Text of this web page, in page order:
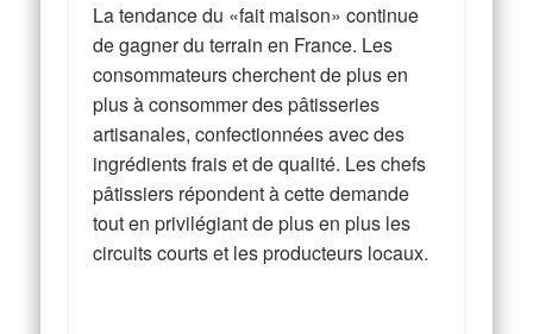
La tendance du «fait maison» continue
de gagner du terrain en France. Les
consommateurs cherchent de plus en
plus à consommer des pâtisseries
artisanales, confectionnées avec des
ingrédients frais et de qualité. Les chefs
pâtissiers répondent à cette demande
tout en privilégiant de plus en plus les
circuits courts et les producteurs locaux.